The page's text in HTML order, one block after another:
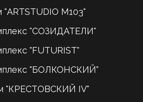
M103"
"СОЗИДАТЕЛИ"
"FUTURIST"
"БОЛКОНСКИЙ"
"КРЕСТОВСКИЙ IV"